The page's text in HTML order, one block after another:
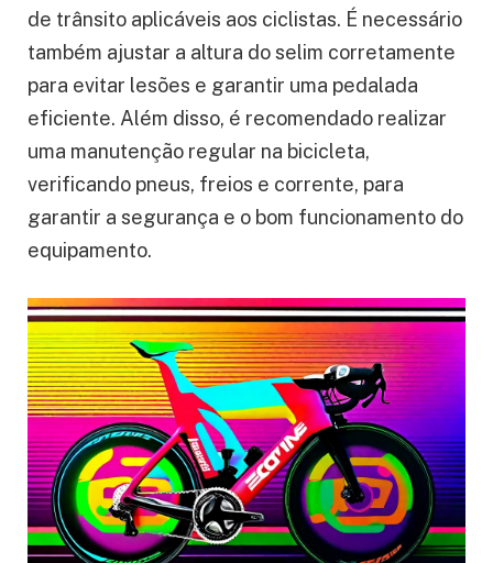
de trânsito aplicáveis aos ciclistas. É necessário
também ajustar a altura do selim corretamente
para evitar lesões e garantir uma pedalada
eficiente. Além disso, é recomendado realizar
uma manutenção regular na bicicleta,
verificando pneus, freios e corrente, para
garantir a segurança e o bom funcionamento do
equipamento.